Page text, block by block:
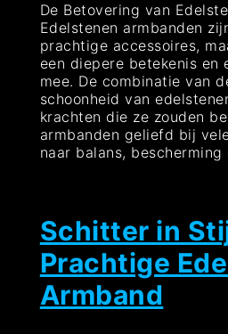
De Betovering van
Edelstenen armbanden
prachtige accessoires,
een diepere betekenis en
mee. De combinatie van
schoonheid van
krachten die ze zouden
armbanden geliefd bij
naar balans,
Schitter in
Prachtige
Armband